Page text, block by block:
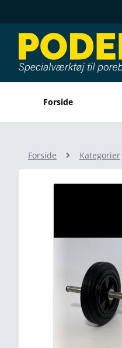
Forside
Forside Kategorier